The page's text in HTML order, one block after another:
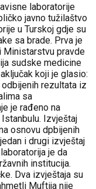
laboratorije
javno tužilaštvo
u Turskoj gdje su
sa brade. Prva je
Ministarstvu pravde
sudske medicine
koji je glasio:
rezultata iz
sa
je rađeno na
Izvještaj
osnovu dpbijenih
i drugi izvještaj
je da
institucija.
Dva izvještaja su
Muftija nije